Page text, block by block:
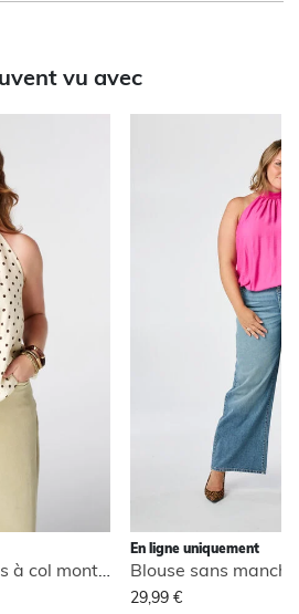
vu avec
Blouse sans manches à col montant
En ligne uniquement
29,99 €